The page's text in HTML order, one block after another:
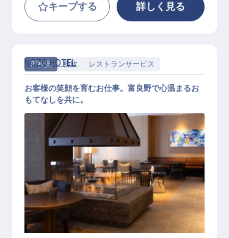
キープする 詳しく見る
正社員 料飲 レストランサービス
レストランサービス・ホールスタッ
フ
NOZO HOTEL
お客様の笑顔を育むお仕事。富良野で心温まるお
もてなしを共に。